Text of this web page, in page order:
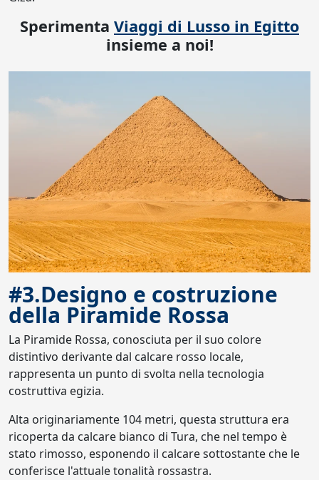
Sperimenta Viaggi di Lusso in Egitto
insieme a noi!
#3.Designo e costruzione
della Piramide Rossa
La Piramide Rossa, conosciuta per il suo colore
distintivo derivante dal calcare rosso locale,
rappresenta un punto di svolta nella tecnologia
costruttiva egizia.
Alta originariamente 104 metri, questa struttura era
ricoperta da calcare bianco di Tura, che nel tempo è
stato rimosso, esponendo il calcare sottostante che le
conferisce l'attuale tonalità rossastra.